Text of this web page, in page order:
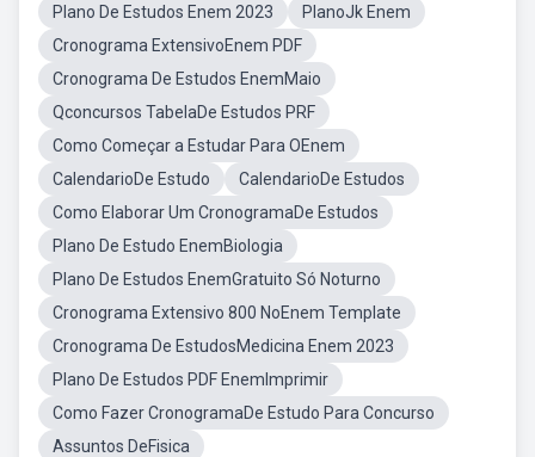
Plano De Estudos Enem 2023
PlanoJk Enem
Cronograma ExtensivoEnem PDF
Cronograma De Estudos EnemMaio
Qconcursos TabelaDe Estudos PRF
Como Começar a Estudar Para OEnem
CalendarioDe Estudo
CalendarioDe Estudos
Como Elaborar Um CronogramaDe Estudos
Plano De Estudo EnemBiologia
Plano De Estudos EnemGratuito Só Noturno
Cronograma Extensivo 800 NoEnem Template
Cronograma De EstudosMedicina Enem 2023
Plano De Estudos PDF EnemImprimir
Como Fazer CronogramaDe Estudo Para Concurso
Assuntos DeFisica